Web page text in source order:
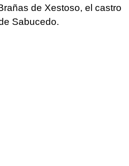
de Xestoso, el castro
Sabucedo.